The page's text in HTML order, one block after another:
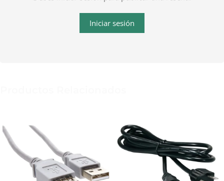
Iniciar sesión